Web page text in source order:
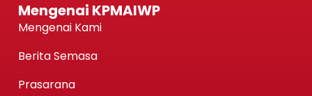
Mengenai KPMAIWP
Mengenai Kami
Berita Semasa
Prasarana